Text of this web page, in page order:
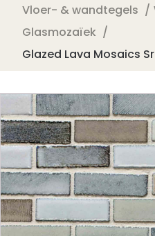
Vloer- & wandtegels
Glasmozaïek
Glazed Lava Mosaics